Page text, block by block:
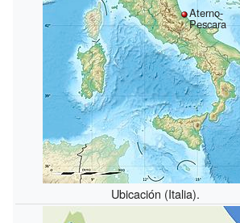
Aterno-
Pescara
Ubicación (Italia).